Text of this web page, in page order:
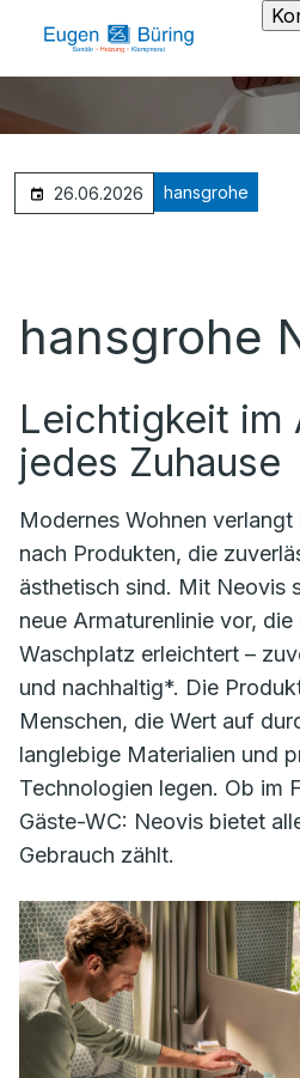
26.06.2026 hansgrohe
hansgrohe
Leichtigkeit im
jedes Zuhause
Modernes Wohnen verlangt
nach Produkten, die
ästhetisch sind. Mit Neovis
neue Armaturenlinie vor,
Waschplatz erleichtert –
und nachhaltig*. Die
Menschen, die Wert auf
langlebige Materialien und
Technologien legen. Ob im
Gäste-WC: Neovis bietet
Gebrauch zählt.